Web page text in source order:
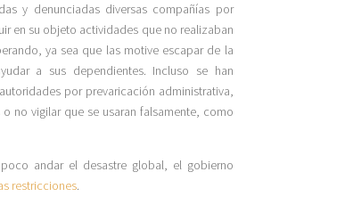
y denunciadas diversas compañías por
en su objeto actividades que no realizaban
ya sea que las motive escapar de la
a sus dependientes. Incluso se han
por prevaricación administrativa,
no vigilar que se usaran falsamente, como
andar el desastre global, el gobierno
restricciones.